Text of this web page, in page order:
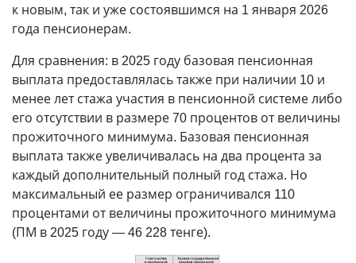
к новым, так и уже состоявшимся на 1 января 2026
года пенсионерам.
Для сравнения: в 2025 году базовая пенсионная
выплата предоставлялась также при наличии 10 и
менее лет стажа участия в пенсионной системе либо
его отсутствии в размере 70 процентов от величины
прожиточного минимума. Базовая пенсионная
выплата также увеличивалась на два процента за
каждый дополнительный полный год стажа. Но
максимальный ее размер ограничивался 110
процентами от величины прожиточного минимума
(ПМ в 2025 году — 46 228 тенге).